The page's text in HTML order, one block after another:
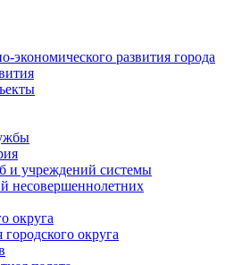
экономического развития города
и учреждений системы
несовершеннолетних
округа
округа